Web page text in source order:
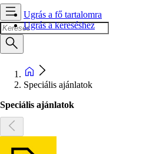
Ugrás a fő tartalomra
Ugrás a kereséshez
Speciális ajánlatok
Speciális ajánlatok